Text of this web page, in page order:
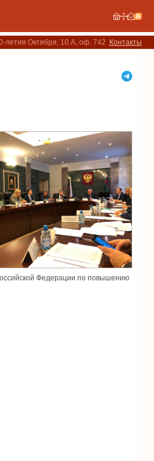
летия Октября, 10 А, оф. 742 Контакты
Федерации по повышению